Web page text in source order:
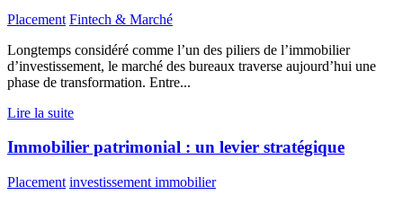
Placement Fintech & Marché
Longtemps considéré comme l’un des piliers de l’immobilier
d’investissement, le marché des bureaux traverse aujourd’hui une
phase de transformation. Entre...
Lire la suite
Immobilier patrimonial : un levier stratégique
Placement investissement immobilier